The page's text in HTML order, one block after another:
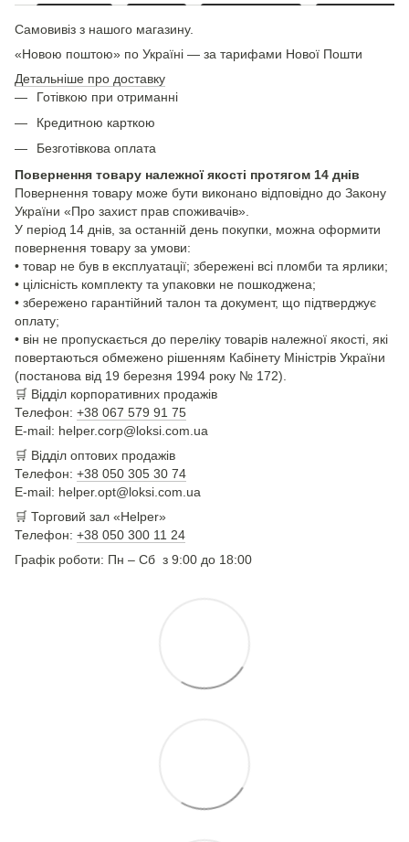
Самовивіз з нашого магазину.
«Новою поштою» по Україні — за тарифами Нової Пошти
Детальніше про доставку
Готівкою при отриманні
Кредитною карткою
Безготівкова оплата
Повернення товару належної якості протягом 14 днів
Повернення товару може бути виконано відповідно до Закону
України «Про захист прав споживачів».
У період 14 днів, за останній день покупки, можна оформити
повернення товару за умови:
• товар не був в експлуатації; збережені всі пломби та ярлики;
• цілісність комплекту та упаковки не пошкоджена;
• збережено гарантійний талон та документ, що підтверджує
оплату;
• він не пропускається до переліку товарів належної якості, які
повертаються обмежено рішенням Кабінету Міністрів України
(постанова від 19 березня 1994 року № 172).
🛒 Відділ корпоративних продажів
Телефон: +38 067 579 91 75
E-mail: helper.corp@loksi.com.ua
🛒 Відділ оптових продажів
Телефон: +38 050 305 30 74
E-mail: helper.opt@loksi.com.ua
🛒 Торговий зал «Helper»
Телефон: +38 050 300 11 24
Графік роботи: Пн – Сб з 9:00 до 18:00